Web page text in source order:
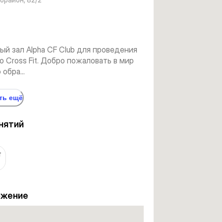
зал Alpha CF Club для проведения
Cross Fit. Добро пожаловать в мир
ещё